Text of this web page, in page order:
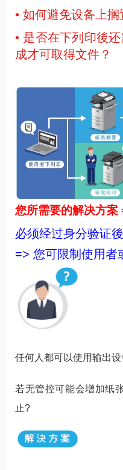
• 如何避免设备上
• 是否在下列印後
成才可取得文件？
您所需要的解决方案
必须经过身分验证
=> 您可限制使用者
任何人都可以使用输出
若无管控可能会增加纸
止?